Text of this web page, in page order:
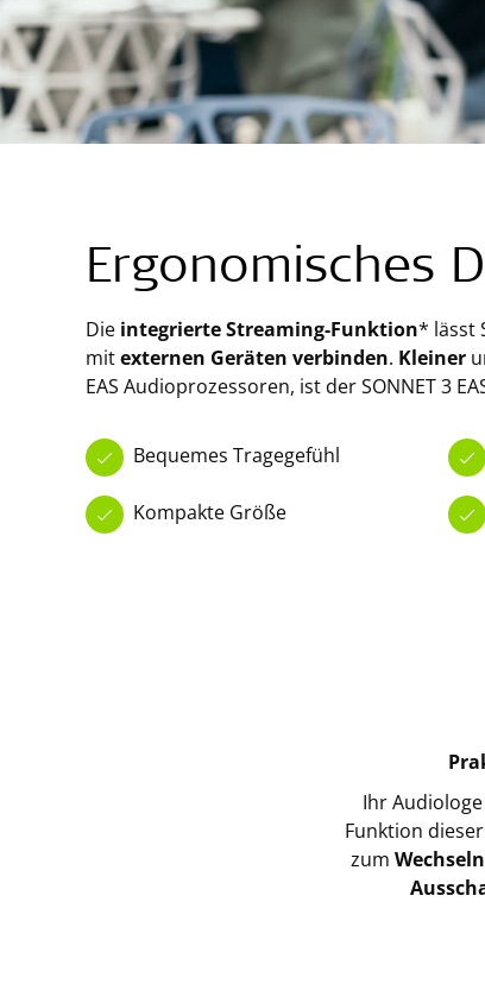
Ergonomisches
Die integrierte Streaming-Funktion* lässt
mitexternen Geräten verbinden. Kleiner
EAS Audioprozessoren, ist der SONNET 3
Bequemes Tragegefühl
Kompakte Größe
Ihr
Funktion
zum